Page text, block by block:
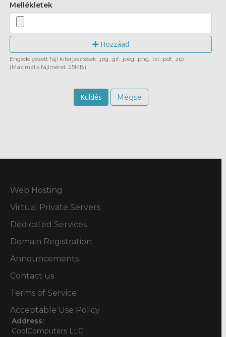
Mellékletek
Hozzáad
Engedélyezett fájl kiterjesztések: .jpg, .gif, .jpeg, .png, .txt, .pdf, .zip
(Maximális fájlméret: 25MB)
Mégse
Web Hosting
Virtual Private Servers
Dedicated Services
Domain Registration
Announcements
Contact us
Terms of Service
Acceptable Use Policy
Address:
CoolComputers LLC.